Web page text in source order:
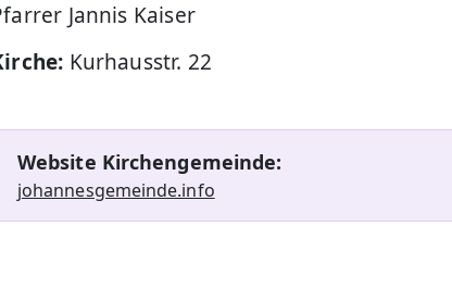
Jannis Kaiser
Kurhausstr. 22
Website Kirchengemeinde:
johannesgemeinde.info